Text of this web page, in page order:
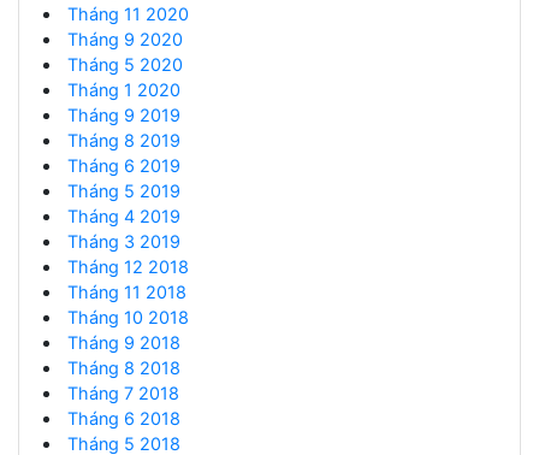
Tháng 11 2020
Tháng 9 2020
Tháng 5 2020
Tháng 1 2020
Tháng 9 2019
Tháng 8 2019
Tháng 6 2019
Tháng 5 2019
Tháng 4 2019
Tháng 3 2019
Tháng 12 2018
Tháng 11 2018
Tháng 10 2018
Tháng 9 2018
Tháng 8 2018
Tháng 7 2018
Tháng 6 2018
Tháng 5 2018